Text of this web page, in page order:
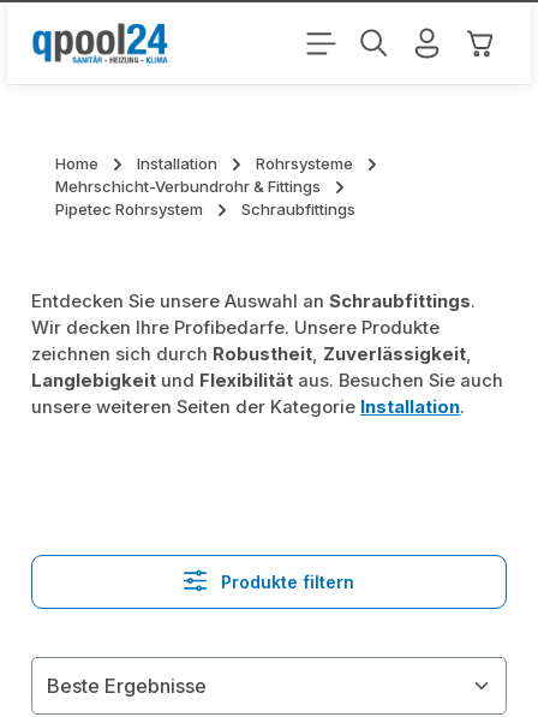
Zum Hauptinhalt springen
Home Installation
Rohrsysteme
Mehrschicht-Verbundrohr & Fittings
Pipetec Rohrsystem
Schraubfittings
Entdecken Sie unsere Auswahl anSchraubfittings.
Wir decken Ihre Profibedarfe. Unsere Produkte
zeichnen sich durch Robustheit, Zuverlässigkeit,
Langlebigkeit und Flexibilität aus. Besuchen Sie auch
unsere weiteren Seiten der Kategorie Installation.
Produkte filtern